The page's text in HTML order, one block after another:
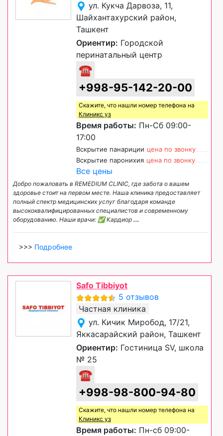
ул. Кукча Дарвоза, 11,
Шайхантахурский район,
Ташкент
Ориентир: Городской
перинатальный центр
☎
+998-95-142-20-00
Скажите, что нашли номер телефона на
Клиникс уз
Время работы: Пн-Сб 09:00-
17:00
Вскрытие панариции цена по звонку
Вскрытие паронихия цена по звонку
Все цены
Добро пожаловать в REMEDIUM CLINIC, где забота о вашем
здоровье стоит на первом месте. Наша клиника предоставляет
полный спектр медицинских услуг благодаря команде
высококвалифицированных специалистов и современному
оборудованию. Наши врачи: ✅ Кардиор ...
>>> Подробнее
Safo Tibbiyot
5 отзывов
Частная клиника
ул. Кичик Миробод, 17/21,
Яккасарайский район, Ташкент
Ориентир: Гостиница SV, школа
№ 25
☎
+998-98-800-94-80
Скажите, что нашли номер телефона на
Клиникс уз
Время работы: Пн-сб 09:00-